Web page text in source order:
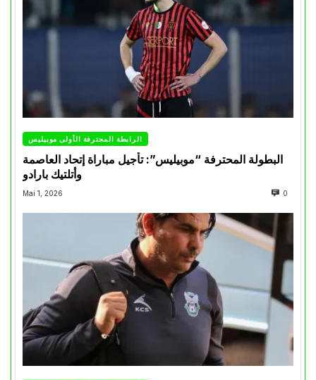
الرابطة المحترفة الأولى موبيليس
البطولة المحترفة “موبيليس”: تأجيل مباراة إتحاد العاصمة
وأتلتيك بارادو
Mai 1, 2026 0